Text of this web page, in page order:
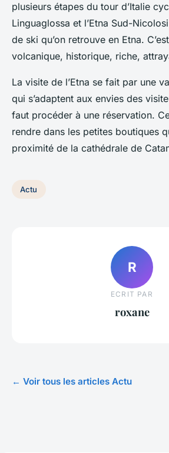
plusieurs étapes du tour d’Italie
Linguaglossa et l’Etna Sud-
de ski qu’on retrouve en Etna.
volcanique, historique, riche,
La visite de l’Etna se fait par une
qui s’adaptent aux envies des
faut procéder à une réservation.
rendre dans les petites boutiques
proximité de la cathédrale de
Actu
R
ECRIT PAR
roxane
← Voir tous les articles Actu